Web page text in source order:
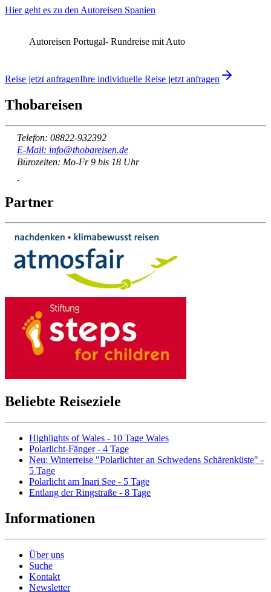
Hier geht es zu den Autoreisen Spanien
Autoreisen Portugal- Rundreise mit Auto
Reise jetzt anfragenIhre individuelle Reise jetzt anfragen
Thobareisen
Telefon: 08822-932392
E-Mail: info@thobareisen.de
Bürozeiten: Mo-Fr 9 bis 18 Uhr
Partner
Beliebte Reiseziele
Highlights of Wales - 10 Tage Wales
Polarlicht-Fänger - 4 Tage
Neu: Winterreise "Polarlichter an Schwedens Schärenküste" -
5 Tage
Polarlicht am Inari See - 5 Tage
Entlang der Ringstraße - 8 Tage
Informationen
Über uns
Suche
Kontakt
Newsletter